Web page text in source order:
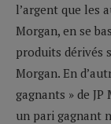
l’argent que les
Morgan, en se
produits dérivés
Morgan. En
gagnants » de
un pari gagnant